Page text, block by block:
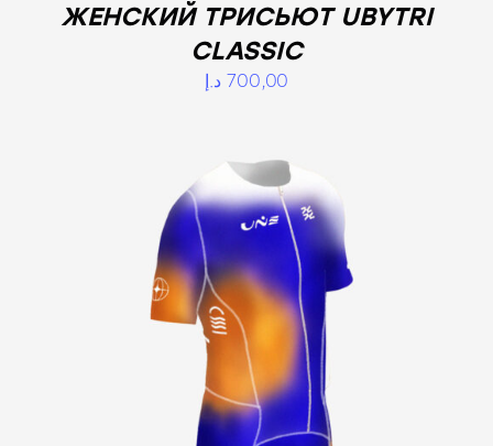
ЖЕНСКИЙ ТРИСЬЮТ UBYTRI
CLASSIC
700,00 د.إ